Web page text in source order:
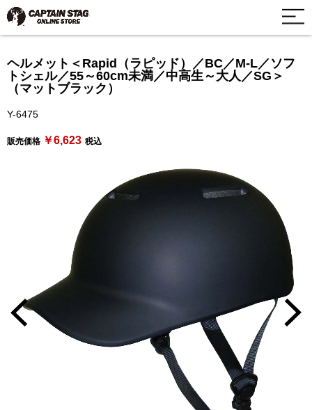
ヘルメット＜Rapid（ラピッド）／BC／M-L／ソフ
トシェル／55～60cm未満／中高生～大人／SG＞
（マットブラック）
Y-6475
販売価格 ￥6,623 税込